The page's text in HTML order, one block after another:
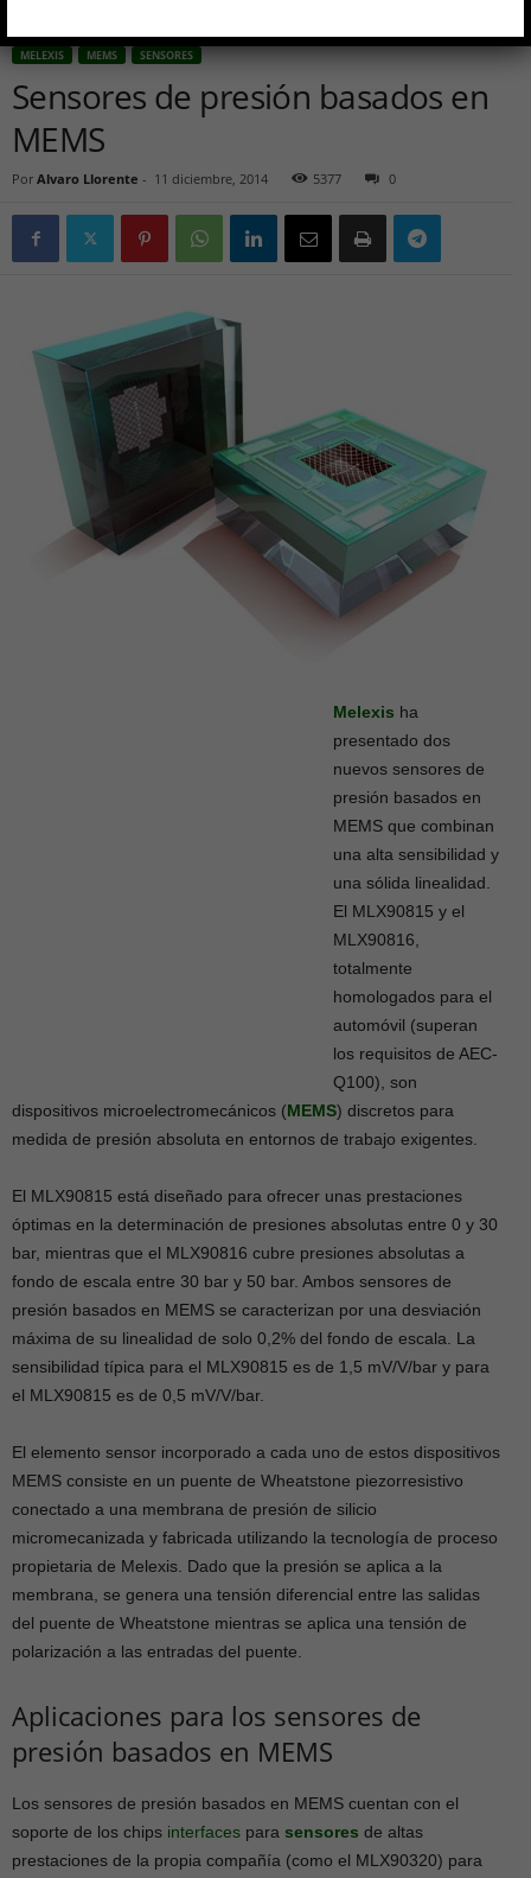
MELEXIS MEMS SENSORES
Sensores de presión basados en
MEMS
Por Alvaro Llorente - 11 diciembre, 2014 5377 0
Melexis ha
presentado dos
nuevos sensores de
presión basados en
MEMS que combinan
una alta sensibilidad y
una sólida linealidad.
El MLX90815 y el
MLX90816,
totalmente
homologados para el
automóvil (superan
los requisitos de AEC-
Q100), son
dispositivos microelectromecánicos (MEMS) discretos para
medida de presión absoluta en entornos de trabajo exigentes.
El MLX90815 está diseñado para ofrecer unas prestaciones
óptimas en la determinación de presiones absolutas entre 0 y 30
bar, mientras que el MLX90816 cubre presiones absolutas a
fondo de escala entre 30 bar y 50 bar. Ambos sensores de
presión basados en MEMS se caracterizan por una desviación
máxima de su linealidad de solo 0,2% del fondo de escala. La
sensibilidad típica para el MLX90815 es de 1,5 mV/V/bar y para
el MLX90815 es de 0,5 mV/V/bar.
El elemento sensor incorporado a cada uno de estos dispositivos
MEMS consiste en un puente de Wheatstone piezorresistivo
conectado a una membrana de presión de silicio
micromecanizada y fabricada utilizando la tecnología de proceso
propietaria de Melexis. Dado que la presión se aplica a la
membrana, se genera una tensión diferencial entre las salidas
del puente de Wheatstone mientras se aplica una tensión de
polarización a las entradas del puente.
Aplicaciones para los sensores de
presión basados en MEMS
Los sensores de presión basados en MEMS cuentan con el
soporte de los chips interfaces para sensores de altas
prestaciones de la propia compañía (como el MLX90320) para